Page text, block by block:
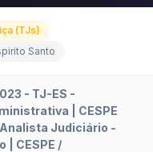
(TJs)
Santo
- TJ-ES -
| CESPE
Analista Judiciário -
| CESPE /